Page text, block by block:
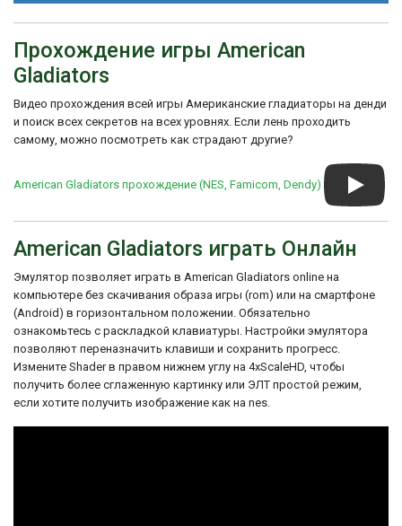
GOXALTIA Start with 20 lives--player 1
PEVALTIA Start with 1 life--player 2
AEVALTIE Start with 8 lives--player 2
ZEVALTIE Start with 10 lives--player 2
GOVALTIA Start with 20 lives--player 2
ZEXAPTAA Start on level 3--player 1
LEXAPTAA Start on level 4--player 1
PEVAPTAA Start on level 2--player 2
году. Она была создана с учетом
популярности телевизионного шоу и
стремлением предложить игрокам
возможность почувствовать себя
настоящими участниками American
Gladiators.
положительные отзывы за свою аркадную
геймплейную механику и аутентичность
по отношению к телевизионному шоу. Она
стала одной из популярных игр для NES,
Gladiators".
Прохождение игры American
Gladiators
Видео прохождения всей игры Американские гладиаторы на денди
и поиск всех секретов на всех уровнях. Если лень проходить
самому, можно посмотреть как страдают другие?
American Gladiators прохождение (NES, Famicom, Dendy)
American Gladiators играть Онлайн
Эмулятор позволяет играть в American Gladiators online на
компьютере без скачивания образа игры (rom) или на смартфоне
(Android) в горизонтальном положении. Обязательно
ознакомьтесь с раскладкой клавиатуры. Настройки эмулятора
позволяют переназначить клавиши и сохранить прогресс.
Измените Shader в правом нижнем углу на 4xScaleHD, чтобы
получить более сглаженную картинку или ЭЛТ простой режим,
если хотите получить изображение как на nes.